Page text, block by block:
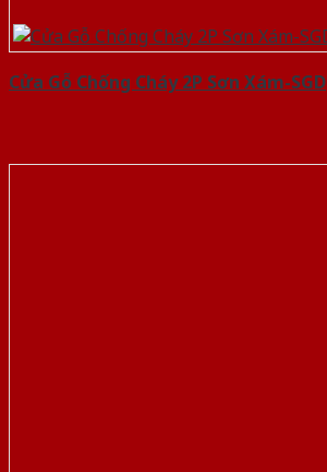
Cửa Gỗ Chống Cháy 2P Sơn Xám-SGD